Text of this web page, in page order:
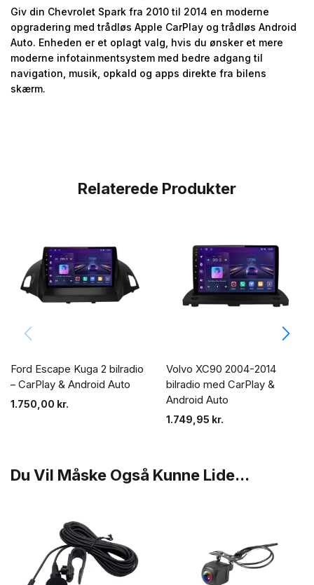
Giv din Chevrolet Spark fra 2010 til 2014 en moderne
opgradering med trådløs Apple CarPlay og trådløs Android
Auto. Enheden er et oplagt valg, hvis du ønsker et mere
moderne infotainmentsystem med bedre adgang til
navigation, musik, opkald og apps direkte fra bilens
skærm.
Relaterede Produkter
Ford Escape Kuga 2 bilradio
– CarPlay & Android Auto
1.750,00 kr.
Volvo XC90 2004-2014
bilradio med CarPlay &
Android Auto
1.749,95 kr.
Du Vil Måske Også Kunne Lide...